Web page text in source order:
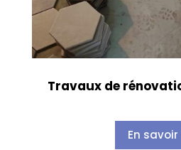
Travaux de
En savoir